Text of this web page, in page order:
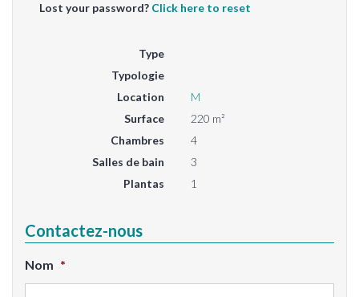
Lost your password? Click here to reset
Type
Typologie
Location
M
Surface
220 m²
Chambres
4
Salles de bain
3
Plantas
1
Contactez-nous
Nom *